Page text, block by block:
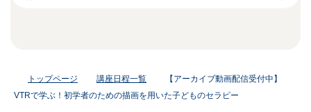
トップページ 講座日程一覧
【アーカイブ動画配信受付中】
VTRで学ぶ！初学者のための描画を用いた子どものセラピー